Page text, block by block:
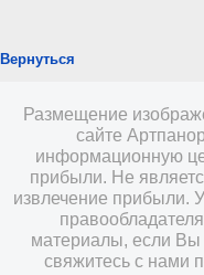
Вернуться
Размещение
сайте
информационную
прибыли. Не
извлечение прибыли.
материалы, если Вы
свяжитесь с нами